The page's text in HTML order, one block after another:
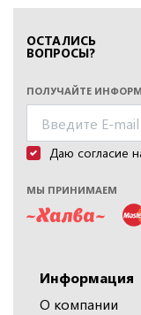
ОСТАЛИСЬ
ВОПРОСЫ?
ПОЛУЧАЙТЕ
Даю согласие
МЫ ПРИНИМАЕМ
Информация
О компании